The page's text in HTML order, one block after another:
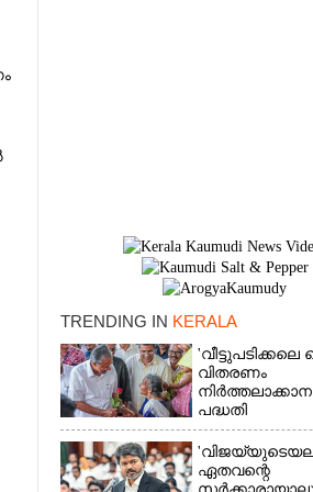
TRENDING IN KERALA
വിതരണം
പദ്ധതി
യുഡിഎഫ്
ആദ്യപടി'
ഏതവന്റെ
×